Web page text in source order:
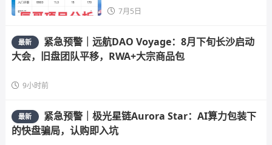
7月5日
最新
紧急预警｜远航DAO Voyage：8月下旬长沙启动
大会，旧盘团队平移，RWA+大宗商品包
9小时前
最新
紧急预警｜极光星链Aurora Star：AI算力包装下
的快盘骗局，认购即入坑